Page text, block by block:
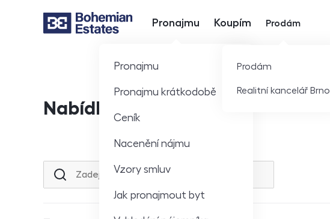
Hlavní nabídka
Pronajmu
Pronajmu
Pronajmu krátkodobě
Ceník
Nacenění nájmu
Vzory smluv
Jak pronajmout byt
Koupím Prodám
Prodám
Realitní kancelář Brno
Nabídka nemovitostí
Lokalita nebo ulice